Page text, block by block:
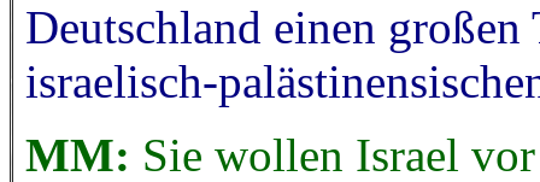
Deutschland einen
israelisch-
MM: Sie wollen Israel